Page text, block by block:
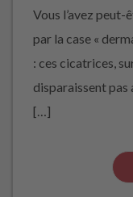
Vous l’avez peut-
par la case «
: ces cicatrices,
disparaissent pas
[…]